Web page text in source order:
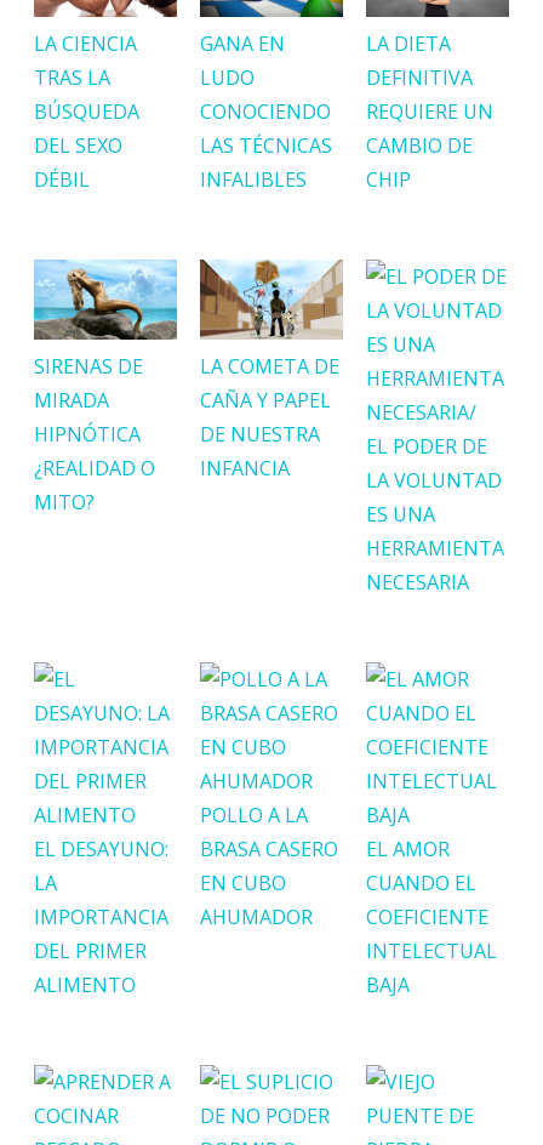
LA CIENCIA
TRAS LA
BÚSQUEDA
DEL SEXO
DÉBIL
GANA EN
LUDO
CONOCIENDO
LAS TÉCNICAS
INFALIBLES
LA DIETA
DEFINITIVA
REQUIERE UN
CAMBIO DE
CHIP
SIRENAS DE
MIRADA
HIPNÓTICA
¿REALIDAD O
MITO?
LA COMETA DE
CAÑA Y PAPEL
DE NUESTRA
INFANCIA
EL PODER DE
LA VOLUNTAD
ES UNA
HERRAMIENTA
NECESARIA
EL DESAYUNO:
LA
IMPORTANCIA
DEL PRIMER
ALIMENTO
POLLO A LA
BRASA CASERO
EN CUBO
AHUMADOR
EL AMOR
CUANDO EL
COEFICIENTE
INTELECTUAL
BAJA